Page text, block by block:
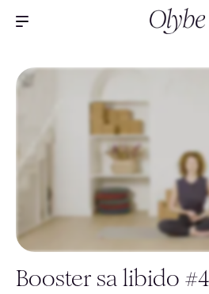
Inscrivez-vous pour accéder
Booster sa libido #4